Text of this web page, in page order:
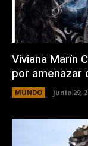
Viviana Marín
por amenazar
MUNDO junio 29,